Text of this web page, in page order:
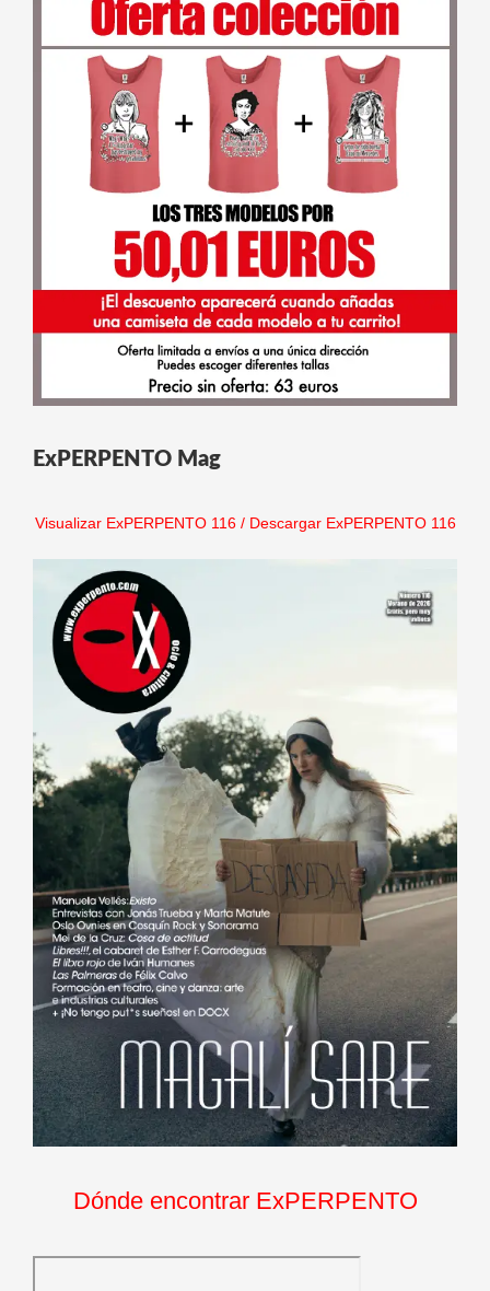
ExPERPENTO Mag
Visualizar ExPERPENTO 116/ Descargar ExPERPENTO 116
Dónde encontrar ExPERPENTO